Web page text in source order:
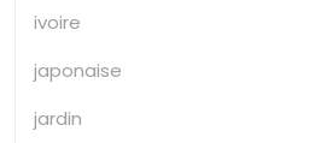
ivoire
japonaise
jardin